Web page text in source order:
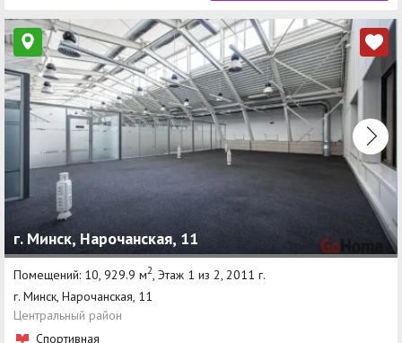
г. Минск, Нарочанская, 11
Помещений: 10, 929.9 м2, Этаж 1 из 2, 2011 г.
г. Минск, Нарочанская, 11
Центральный район
Спортивная